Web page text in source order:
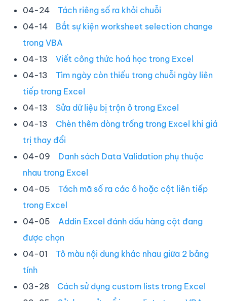
04-24 Tách riêng số ra khỏi chuỗi
04-14 Bắt sự kiện worksheet selection change
trong VBA
04-13 Viết công thức hoá học trong Excel
04-13 Tìm ngày còn thiếu trong chuỗi ngày liên
tiếp trong Excel
04-13 Sửa dữ liệu bị trộn ô trong Excel
04-13 Chèn thêm dòng trống trong Excel khi giá
trị thay đổi
04-09 Danh sách Data Validation phụ thuộc
nhau trong Excel
04-05 Tách mã số ra các ô hoặc cột liên tiếp
trong Excel
04-05 Addin Excel đánh dấu hàng cột đang
được chọn
04-01 Tô màu nội dung khác nhau giữa 2 bảng
tính
03-28 Cách sử dụng custom lists trong Excel